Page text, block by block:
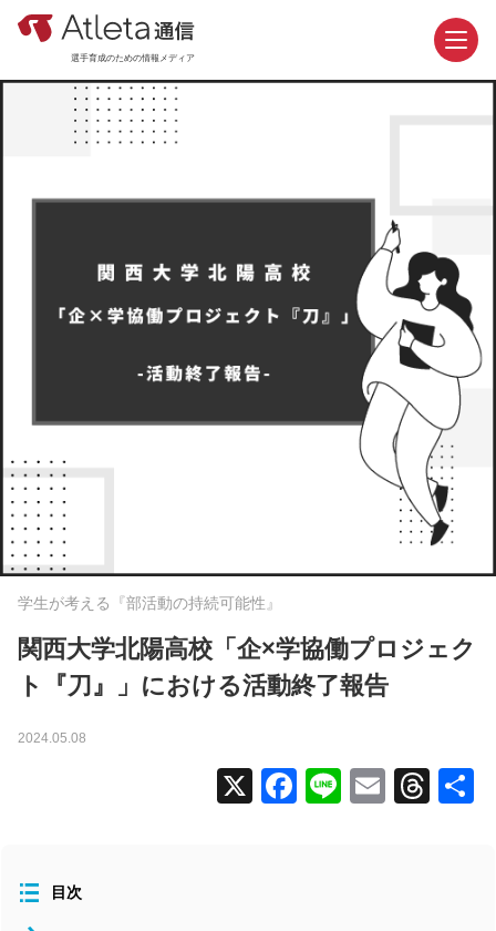
選手育成のための情報メディア
カテゴリ
活用事例
全国大会
コラム
ニュース
タグから探す
スタッフ向け（指導者）
メンバー向け（選手）
活用事例
学生が考える『部活動の持続可能性』
関西大学北陽高校「企×学協働プロジェク
ト『刀』」における活動終了報告
2024.05.08
X Facebook
LineEmail
目次